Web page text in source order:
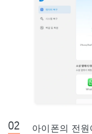
아이폰의 전원